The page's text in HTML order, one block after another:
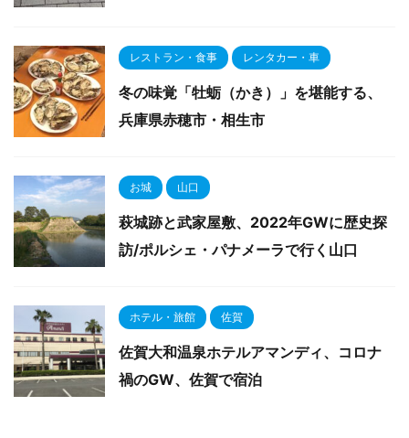
レストラン・食事 レンタカー・車
冬の味覚「牡蛎（かき）」を堪能する、
兵庫県赤穂市・相生市
お城 山口
萩城跡と武家屋敷、2022年GWに歴史探
訪/ポルシェ・パナメーラで行く山口
ホテル・旅館 佐賀
佐賀大和温泉ホテルアマンディ、コロナ
禍のGW、佐賀で宿泊